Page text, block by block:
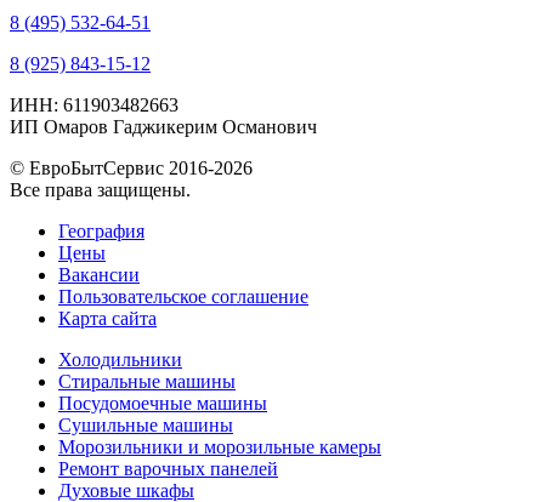
8 (495) 532-64-51
8 (925) 843-15-12
ИНН: 611903482663
ИП Омаров Гаджикерим Османович
© ЕвроБытСервис 2016-2026
Все права защищены.
География
Цены
Вакансии
Пользовательское соглашение
Карта сайта
Холодильники
Стиральные машины
Посудомоечные машины
Сушильные машины
Морозильники и морозильные камеры
Ремонт варочных панелей
Духовые шкафы